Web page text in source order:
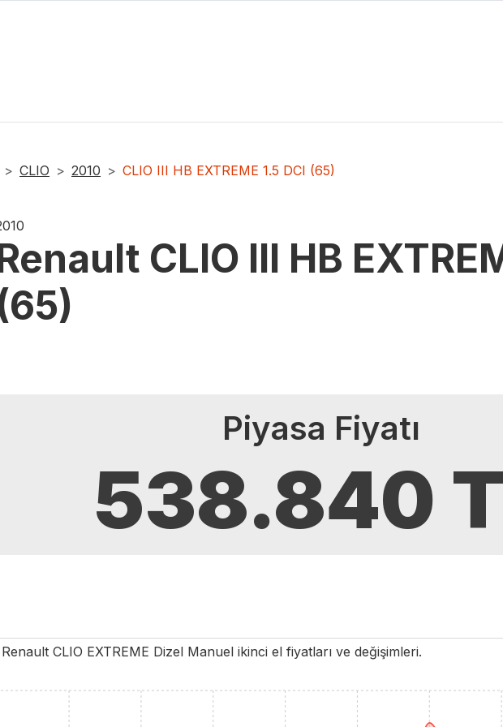
CLIO 2010 CLIO III HB EXTREME 1.5 DCI (65)
CLIO III HB
Piyasa Fiyatı
538.840
Renault CLIO EXTREME Dizel Manuel ikinci el fiyatları ve değişimleri.